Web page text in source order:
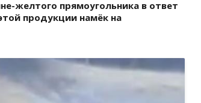
желтого прямоугольника в ответ
продукции намёк на